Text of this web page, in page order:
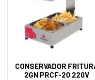
CONSERVADOR
2GN PRCF-20 220V